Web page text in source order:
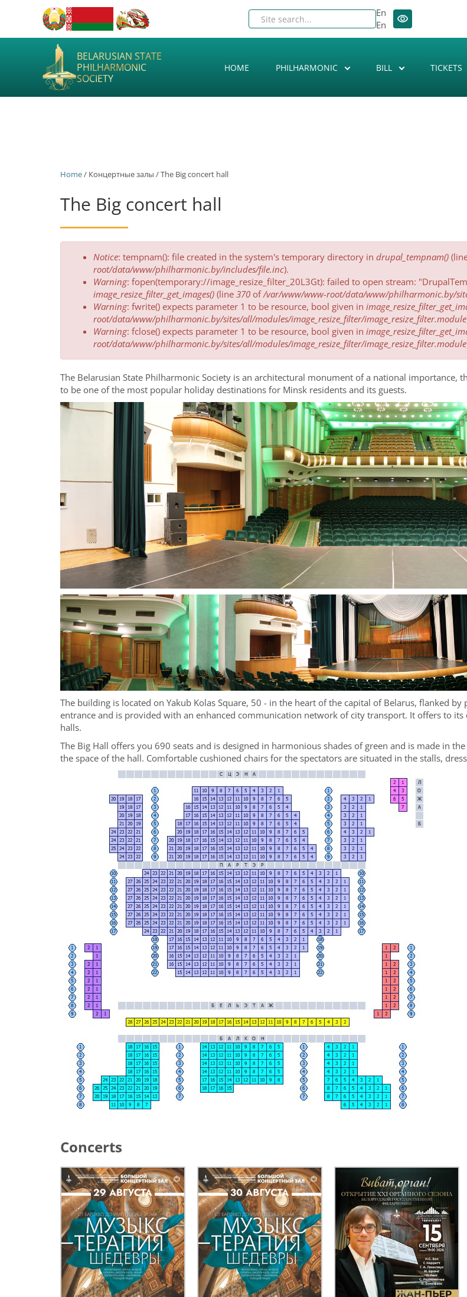
En
En
BELARUSIAN STATE
PHILHARMONIC
SOCIETY
HOME PHILHARMONIC BILL TICKETS
Home/ Концертные залы / The Big concert hall
The Big concert hall
Error
message
Notice: tempnam(): file created in the system's temporary directory in drupal_tempnam()
root/data/www/philharmonic.by/includes/file.inc).
Warning: fopen(temporary://image_resize_filter_20L3Gt): failed to open stream:
image_resize_filter_get_images() (line 370 of/var/www/www-root/data/www/philharmonic.by/
Warning: fwrite() expects parameter 1 to be resource, bool given in
root/data/www/philharmonic.by/sites/all/modules/image_resize_filter/image_resize_filter.module
Warning: fclose() expects parameter 1 to be resource, bool given in
root/data/www/philharmonic.by/sites/all/modules/image_resize_filter/image_resize_filter.module
The Belarusian State Philharmonic Society is an architectural monument of a national
to be one of the most popular holiday destinations for Minsk residents and its guests.
The building is located on Yakub Kolas Square, 50 - in the heart of the capital of Belarus, flanked
entrance and is provided with an enhanced communication network of city transport. It offers to
halls.
The Big Hall offers you 690 seats and is designed in harmonious shades of green and is made in
the space of the hall. Comfortable cushioned chairs for the spectators are situated in the stalls,
Concerts